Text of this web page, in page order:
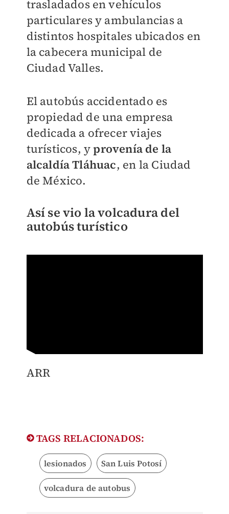
trasladados en vehículos
particulares y ambulancias a
distintos hospitales ubicados en
la cabecera municipal de
Ciudad Valles.
El autobús accidentado es
propiedad de una empresa
dedicada a ofrecer viajes
turísticos, yprovenía de la
alcaldía Tláhuac, en la Ciudad
de México.
Así se vio la volcadura del
autobús turístico
ARR
TAGS RELACIONADOS:
lesionados San Luis Potosí
volcadura de autobus